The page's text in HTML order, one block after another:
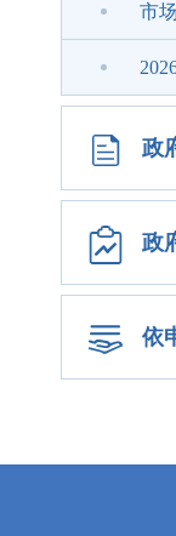
市
政
政
依